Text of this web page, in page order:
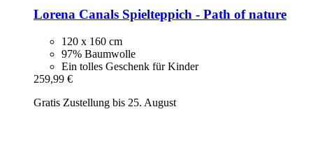
Lorena Canals Spielteppich -​ Path of nature
120 x 160 cm
97% Baumwolle
Ein tolles Geschenk für Kinder
259,99 €
Gratis Zustellung bis 25. August